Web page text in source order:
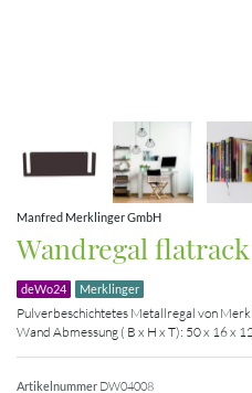
Manfred Merklinger GmbH
Wandregal flatrack
deWo24 Merklinger
Pulverbeschichtetes Metallregal von
Wand Abmessung ( B x H x T): 50 x 16 x
Artikelnummer DW04008